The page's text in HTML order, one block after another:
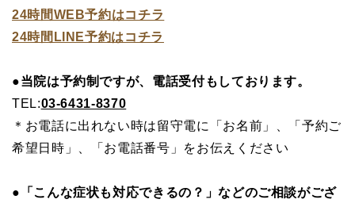
24時間WEB予約はコチラ
24時間LINE予約はコチラ
●当院は予約制ですが、電話受付もしております。
TEL:03-6431-8370
＊お電話に出れない時は留守電に「お名前」、「予約ご
希望日時」、「お電話番号」をお伝えください
●「こんな症状も対応できるの？」などのご相談がござ